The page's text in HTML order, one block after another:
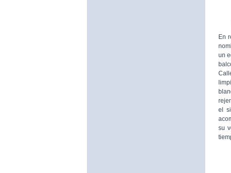
En
un
el
su